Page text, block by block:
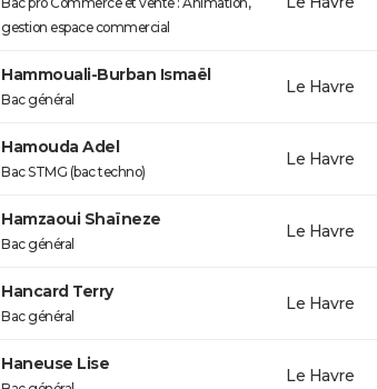
gestion espace commercial
Hammouali-Burban Ismaël
Bac général
Le Havre
Hamouda Adel
Bac STMG (bac techno)
Le Havre
Hamzaoui Shaïneze
Bac général
Le Havre
Hancard Terry
Bac général
Le Havre
Haneuse Lise
Le Havre